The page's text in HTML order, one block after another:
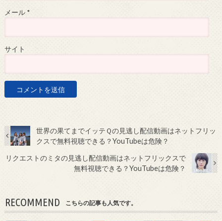
メール *
サイト
世界の果てまでイッテＱの見逃し配信動画はネットフリッ
クスで無料視聴できる？YouTubeは危険？
リクエストのミタの見逃し配信動画はネットフリックスで
無料視聴できる？YouTubeは危険？
RECOMMEND こちらの記事も人気です。